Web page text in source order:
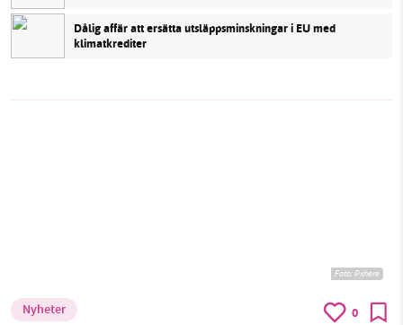
Dålig affär att ersätta utsläppsminskningar i EU med
klimatkrediter
Foto:Pxhere
Nyheter 0